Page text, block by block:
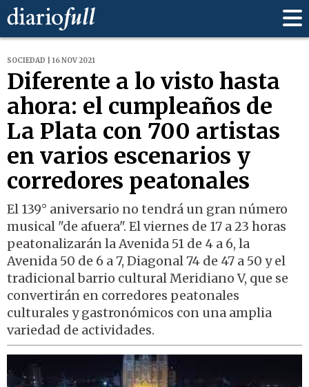
SOCIEDAD | 16 NOV 2021
Diferente a lo visto hasta
ahora: el cumpleaños de
La Plata con 700 artistas
en varios escenarios y
corredores peatonales
El 139° aniversario no tendrá un gran número
musical "de afuera". El viernes de 17 a 23 horas
peatonalizarán la Avenida 51 de 4 a 6, la
Avenida 50 de 6 a 7, Diagonal 74 de 47 a 50 y el
tradicional barrio cultural Meridiano V, que se
convertirán en corredores peatonales
culturales y gastronómicos con una amplia
variedad de actividades.